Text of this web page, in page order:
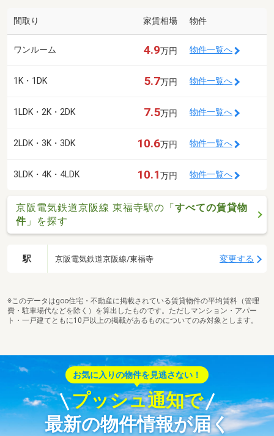
間取り 家賃相場 物件
ワンルーム 4.9万円 物件一覧へ
1K・1DK 5.7万円 物件一覧へ
1LDK・2K・2DK 7.5万円 物件一覧へ
2LDK・3K・3DK 10.6万円 物件一覧へ
3LDK・4K・4LDK 10.1万円 物件一覧へ
京阪電気鉄道京阪線 東福寺駅の「すべての賃貸物
件 」を探す
駅 京阪電気鉄道京阪線/東福寺 変更する
※このデータはgoo住宅・不動産に掲載されている賃貸物件の平均賃料（管理
費・駐車場代などを除く）を算出したものです。ただしマンション・アパー
ト・一戸建てともに10戸以上の掲載があるものについてのみ対象とします。
お気に入りの物件を見逃さない！
プッシュ通知で
最新の物件情報が届く